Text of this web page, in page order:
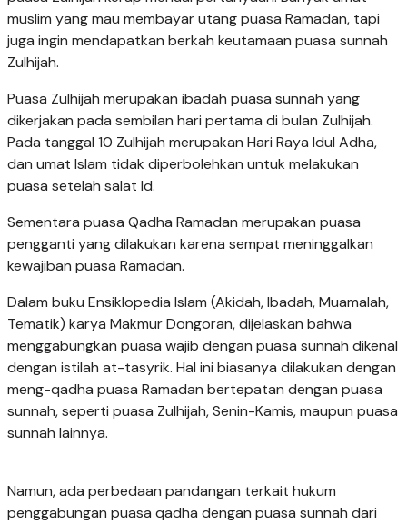
muslim yang mau membayar utang puasa Ramadan, tapi
juga ingin mendapatkan berkah keutamaan puasa sunnah
Zulhijah.
Puasa Zulhijah merupakan ibadah puasa sunnah yang
dikerjakan pada sembilan hari pertama di bulan Zulhijah.
Pada tanggal 10 Zulhijah merupakan Hari Raya Idul Adha,
dan umat Islam tidak diperbolehkan untuk melakukan
puasa setelah salat Id.
Sementara puasa Qadha Ramadan merupakan puasa
pengganti yang dilakukan karena sempat meninggalkan
kewajiban puasa Ramadan.
Dalam buku Ensiklopedia Islam (Akidah, Ibadah, Muamalah,
Tematik) karya Makmur Dongoran, dijelaskan bahwa
menggabungkan puasa wajib dengan puasa sunnah dikenal
dengan istilah at-tasyrik. Hal ini biasanya dilakukan dengan
meng-qadha puasa Ramadan bertepatan dengan puasa
sunnah, seperti puasa Zulhijah, Senin-Kamis, maupun puasa
sunnah lainnya.
Namun, ada perbedaan pandangan terkait hukum
penggabungan puasa qadha dengan puasa sunnah dari